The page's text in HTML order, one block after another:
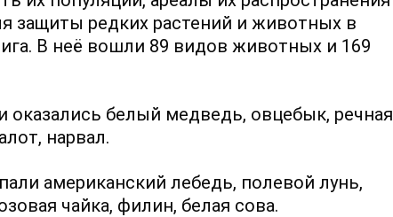
защиты редких растений и животных в
В неё вошли 89 видов животных и 169
белый медведь, овцебык, речная
нарвал.
американский лебедь, полевой лунь,
чайка, филин, белая сова.